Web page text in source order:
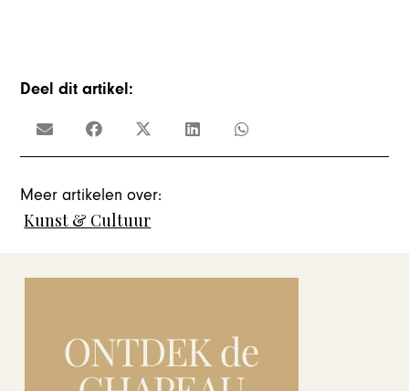
Deel dit artikel:
Meer artikelen over:
Kunst & Cultuur